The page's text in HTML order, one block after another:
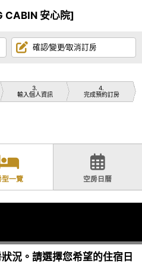
CABIN 安心院]
確認∕變更∕取消訂房
3
輸入個人資訊
4
完成預約訂房
型一覽 空房日曆
況。請選擇您希望的住宿日